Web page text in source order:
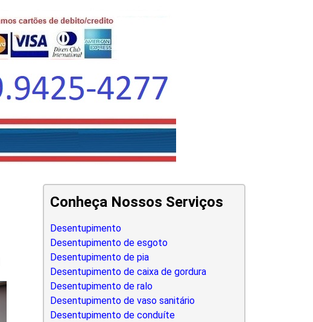
Conheça Nossos Serviços
Desentupimento
Desentupimento de esgoto
Desentupimento de pia
Desentupimento de caixa de gordura
Desentupimento de ralo
Desentupimento de vaso sanitário
Desentupimento de conduíte